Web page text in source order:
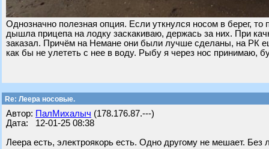
Однозначно полезная опция. Если уткнулся носом в берег,
дышла прицепа на лодку заскакиваю, держась за них. При
заказал. Причём на Немане они были лучше сделаны, на РК
как бы не улететь с нее в воду. Рыбу я через нос принимаю,
Re: Леера носовые.
Автор: ПалМихалыч (178.176.87.---)
Дата: 12-01-25 08:38
Леера есть, электроякорь есть. Одно другому не мешает. Без